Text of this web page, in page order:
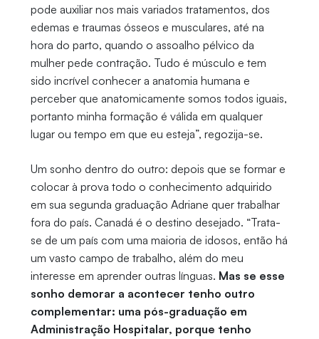
pode auxiliar nos mais variados tratamentos, dos
edemas e traumas ósseos e musculares, até na
hora do parto, quando o assoalho pélvico da
mulher pede contração. Tudo é músculo e tem
sido incrível conhecer a anatomia humana e
perceber que anatomicamente somos todos iguais,
portanto minha formação é válida em qualquer
lugar ou tempo em que eu esteja”, regozija-se.
Um sonho dentro do outro: depois que se formar e
colocar à prova todo o conhecimento adquirido
em sua segunda graduação Adriane quer trabalhar
fora do país. Canadá é o destino desejado. “Trata-
se de um país com uma maioria de idosos, então há
um vasto campo de trabalho, além do meu
interesse em aprender outras línguas. Mas se esse
sonho demorar a acontecer tenho outro
complementar: uma pós-graduação em
Administração Hospitalar, porque tenho